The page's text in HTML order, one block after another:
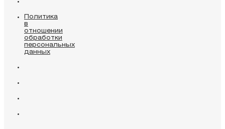
Политика
в
отношении
обработки
персональных
данных